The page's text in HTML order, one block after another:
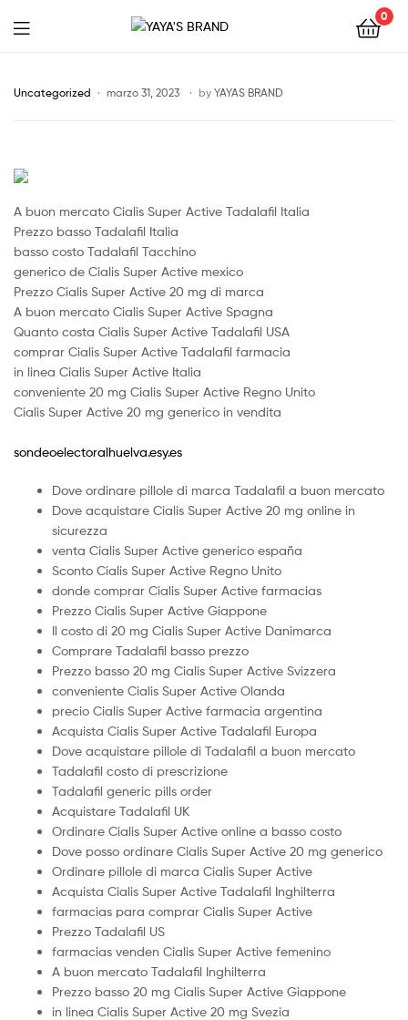
BRAND
0
Uncategorized marzo 31, 2023 by YAYAS BRAND
A buon mercato Cialis Super Active Tadalafil Italia
Prezzo basso Tadalafil Italia
basso costo Tadalafil Tacchino
generico de Cialis Super Active mexico
Prezzo Cialis Super Active 20 mg di marca
A buon mercato Cialis Super Active Spagna
Quanto costa Cialis Super Active Tadalafil USA
comprar Cialis Super Active Tadalafil farmacia
in linea Cialis Super Active Italia
conveniente 20 mg Cialis Super Active Regno Unito
Cialis Super Active 20 mg generico in vendita
sondeoelectoralhuelva.esy.es
Dove ordinare pillole di marca Tadalafil a buon mercato
Dove acquistare Cialis Super Active 20 mg online in
sicurezza
venta Cialis Super Active generico españa
Sconto Cialis Super Active Regno Unito
donde comprar Cialis Super Active farmacias
Prezzo Cialis Super Active Giappone
Il costo di 20 mg Cialis Super Active Danimarca
Comprare Tadalafil basso prezzo
Prezzo basso 20 mg Cialis Super Active Svizzera
conveniente Cialis Super Active Olanda
precio Cialis Super Active farmacia argentina
Acquista Cialis Super Active Tadalafil Europa
Dove acquistare pillole di Tadalafil a buon mercato
Tadalafil costo di prescrizione
Tadalafil generic pills order
Acquistare Tadalafil UK
Ordinare Cialis Super Active online a basso costo
Dove posso ordinare Cialis Super Active 20 mg generico
Ordinare pillole di marca Cialis Super Active
Acquista Cialis Super Active Tadalafil Inghilterra
farmacias para comprar Cialis Super Active
Prezzo Tadalafil US
farmacias venden Cialis Super Active femenino
A buon mercato Tadalafil Inghilterra
Prezzo basso 20 mg Cialis Super Active Giappone
in linea Cialis Super Active 20 mg Svezia